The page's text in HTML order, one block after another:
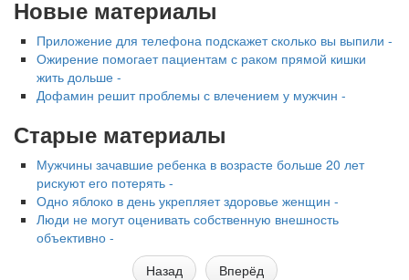
Новые материалы
Приложение для телефона подскажет сколько вы выпили -
Ожирение помогает пациентам с раком прямой кишки
жить дольше -
Дофамин решит проблемы с влечением у мужчин -
Старые материалы
Мужчины зачавшие ребенка в возрасте больше 20 лет
рискуют его потерять -
Одно яблоко в день укрепляет здоровье женщин -
Люди не могут оценивать собственную внешность
объективно -
Назад
Вперёд